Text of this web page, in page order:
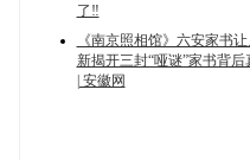
了‼️
《南京照相馆》六安家书
新揭开三封“哑谜”家书背后
| 安徽网